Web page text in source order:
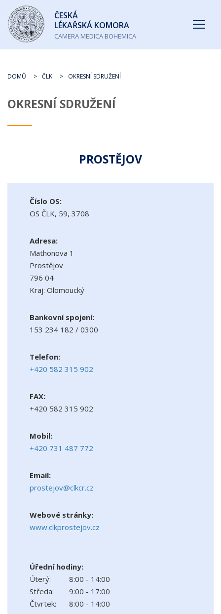
Česká
lékařská
komora
ČESKÁ
LÉKAŘSKÁ KOMORA
CAMERA MEDICA BOHEMICA
DOMŮ ČLK OKRESNÍ SDRUŽENÍ
OKRESNÍ SDRUŽENÍ
PROSTĚJOV
Číslo OS:
OS ČLK, 59, 3708
Adresa:
Mathonova 1
Prostějov
796 04
Kraj: Olomoucký
Bankovní spojení:
153 234 182 / 0300
Telefon:
+420 582 315 902
FAX:
+420 582 315 902
Mobil:
+420 731 487 772
Email:
prostejov@clkcr.cz
Webové stránky:
www.clkprostejov.cz
Úřední hodiny:
Úterý:
8:00 - 14:00
Středa:
9:00 - 17:00
Čtvrtek:
8:00 - 14:00